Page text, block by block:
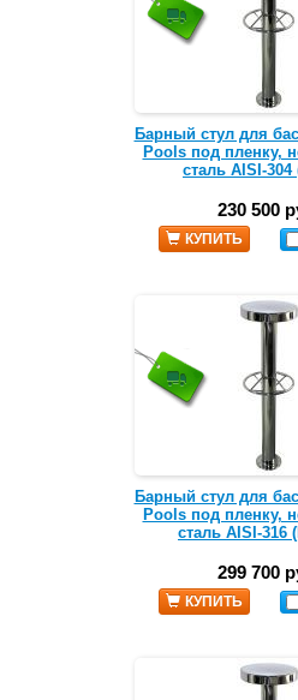
Барный стул для
Pools под пленку,
сталь AISI-304
230 500
КУПИТЬ
Барный стул для
Pools под пленку,
сталь AISI-316
299 700
КУПИТЬ